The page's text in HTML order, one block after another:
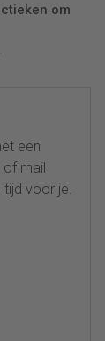
om
een
mail
voor je.